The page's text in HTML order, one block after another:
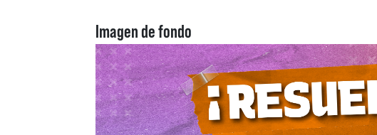
Imagen de fondo